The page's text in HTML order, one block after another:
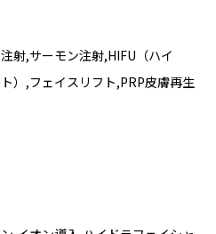
射,サーモン注射,HIFU（ハイ
）,フェイスリフト,PRP皮膚再生